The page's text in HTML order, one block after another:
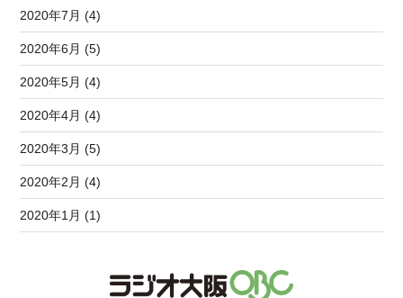
2020年7月 (4)
2020年6月 (5)
2020年5月 (4)
2020年4月 (4)
2020年3月 (5)
2020年2月 (4)
2020年1月 (1)